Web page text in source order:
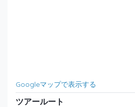
Googleマップで表示する
ツアールート